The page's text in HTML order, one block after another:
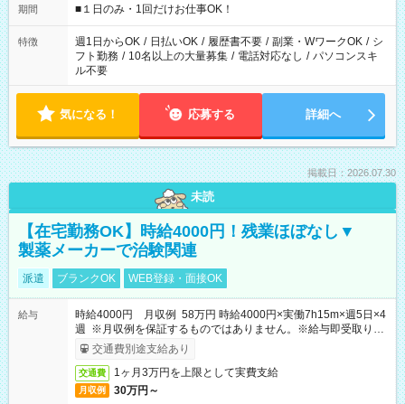
げるお仕事も！ ご希望のお時間に合わせてご紹介！ ※シフトは
ください！
期間 ■１日のみ・1回だけお仕事OK！
特徴 週1日からOK / 日払いOK / 履歴書不要 / 副業・WワークOK / シ
フト勤務 / 10名以上の大量募集 / 電話対応なし / パソコンスキ
ル不要
気になる！ 応募する 詳細へ
掲載日：2026.07.30
未読
【在宅勤務OK】時給4000円！残業ほぼなし▼
製薬メーカーで治験関連
派遣 ブランクOK WEB登録・面接OK
給与
時給4000円 月収例 58万円 時給4000円×実働7h15m×週5日×4
週 ※月収例を保証するものではありません。※給与即受取りサ
ービス利用可（利用条件有）
交通費別途支給あり
交通費 1ヶ月3万円を上限として実費支給
月収例 30万円～